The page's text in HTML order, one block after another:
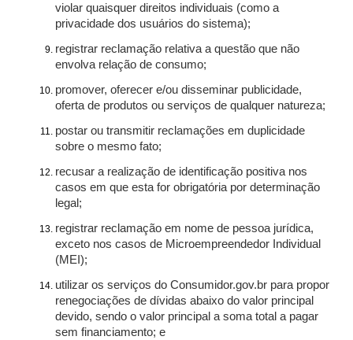
violar quaisquer direitos individuais (como a
privacidade dos usuários do sistema);
registrar reclamação relativa a questão que não
envolva relação de consumo;
promover, oferecer e/ou disseminar publicidade,
oferta de produtos ou serviços de qualquer natureza;
postar ou transmitir reclamações em duplicidade
sobre o mesmo fato;
recusar a realização de identificação positiva nos
casos em que esta for obrigatória por determinação
legal;
registrar reclamação em nome de pessoa jurídica,
exceto nos casos de Microempreendedor Individual
(MEI);
utilizar os serviços do Consumidor.gov.br para propor
renegociações de dívidas abaixo do valor principal
devido, sendo o valor principal a soma total a pagar
sem financiamento; e